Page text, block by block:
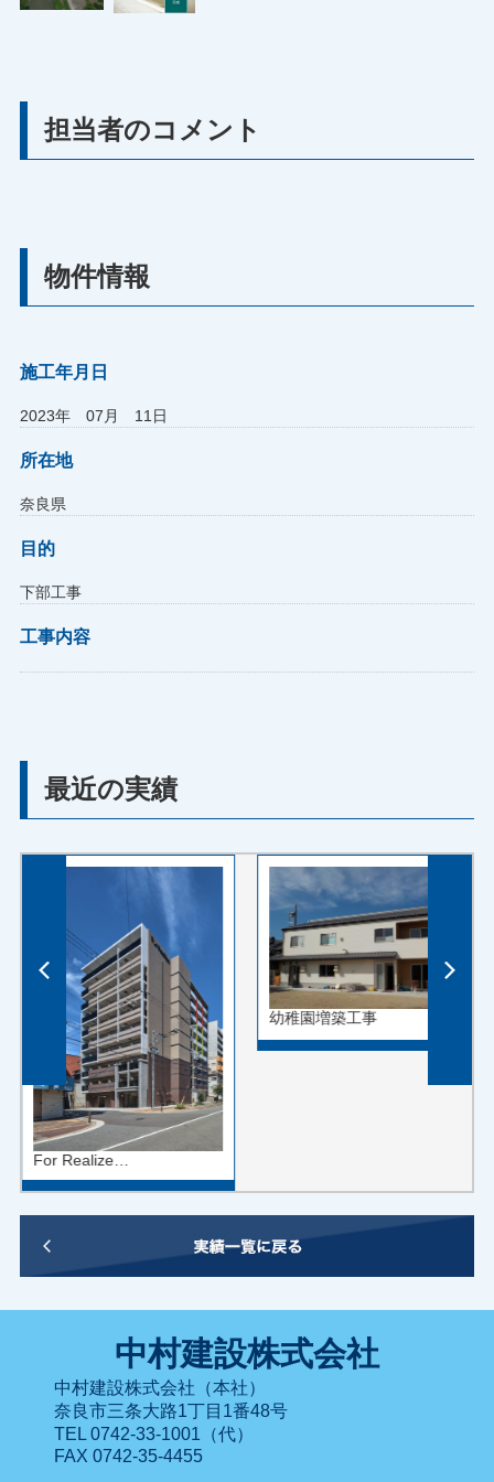
担当者のコメント
物件情報
施工年月日
2023年 07月 11日
所在地
奈良県
目的
下部工事
工事内容
最近の実績
For Realize…
幼稚園増築工事
中村建設株式会社
中村建設株式会社（本社）
奈良市三条大路1丁目1番48号
TEL 0742-33-1001（代）
FAX 0742-35-4455